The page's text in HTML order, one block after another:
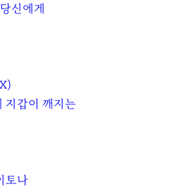
신에게
지갑이 깨지는
토나